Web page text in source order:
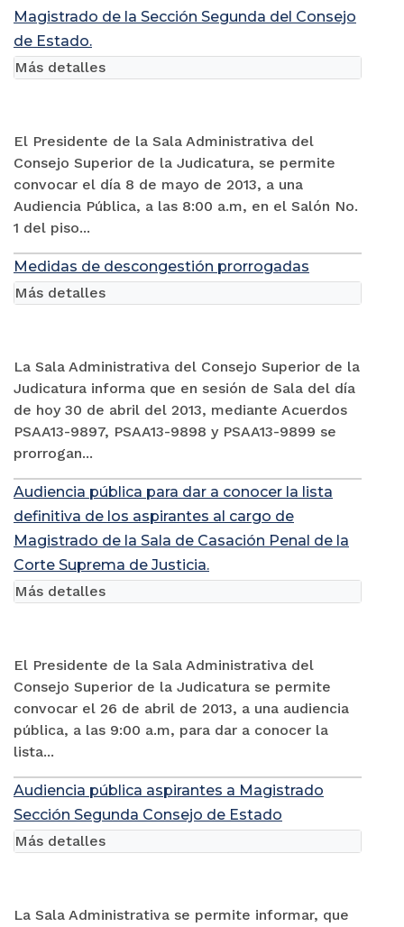
Magistrado de la Sección Segunda del Consejo
de Estado.
El Presidente de la Sala Administrativa del
Consejo Superior de la Judicatura, se permite
convocar el día 8 de mayo de 2013, a una
Audiencia Pública, a las 8:00 a.m, en el Salón No.
1 del piso...
Más detalles
Medidas de descongestión prorrogadas
La Sala Administrativa del Consejo Superior de la
Judicatura informa que en sesión de Sala del día
de hoy 30 de abril del 2013, mediante Acuerdos
PSAA13-9897, PSAA13-9898 y PSAA13-9899 se
prorrogan...
Más detalles
Audiencia pública para dar a conocer la lista
definitiva de los aspirantes al cargo de
Magistrado de la Sala de Casación Penal de la
Corte Suprema de Justicia.
El Presidente de la Sala Administrativa del
Consejo Superior de la Judicatura se permite
convocar el 26 de abril de 2013, a una audiencia
pública, a las 9:00 a.m, para dar a conocer la
lista...
Más detalles
Audiencia pública aspirantes a Magistrado
Sección Segunda Consejo de Estado
La Sala Administrativa se permite informar, que
Más detalles